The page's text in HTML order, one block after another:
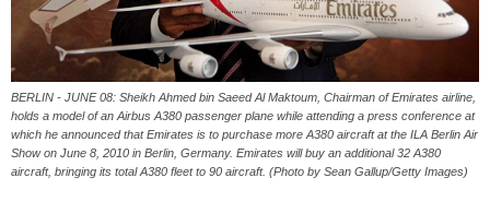
BERLIN - JUNE 08: Sheikh Ahmed bin Saeed Al Maktoum, Chairman of Emirates airline,
holds a model of an Airbus A380 passenger plane while attending a press conference at
which he announced that Emirates is to purchase more A380 aircraft at the ILA Berlin Air
Show on June 8, 2010 in Berlin, Germany. Emirates will buy an additional 32 A380
aircraft, bringing its total A380 fleet to 90 aircraft. (Photo by Sean Gallup/Getty Images)